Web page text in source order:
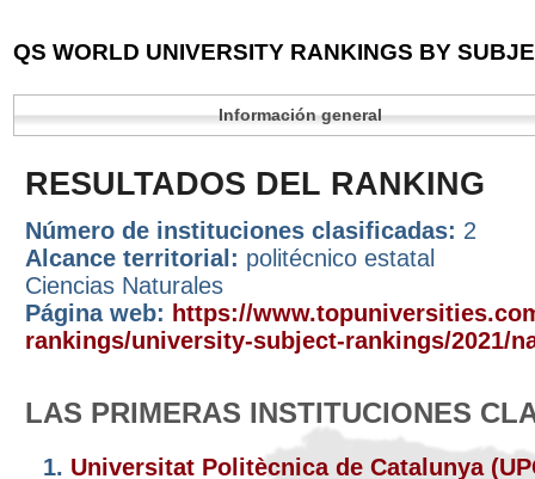
QS WORLD UNIVERSITY RANKINGS BY
Información general
RESULTADOS DEL RANKING
Número de instituciones clasificadas: 2
Alcance territorial: politécnico estatal
Ciencias Naturales
Página web: https://
rankings/university-subject-rankings/2021/
LAS PRIMERAS INSTITUCIONES
1. Universitat Politècnica de Catalunya